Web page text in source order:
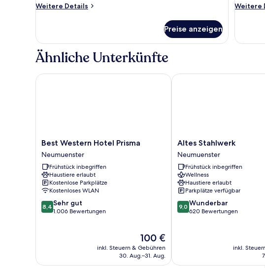
Weitere Details
Weitere
Einzelzimmer
Preise anzeigen
Weitere
Weitere
Ähnliche Unterkünfte
Best
Western
Hotel
Prisma
Neumuenster
Best Western Hotel Prisma
Neumuenster
Frühstück inbegriffen
Haustiere erlaubt
Kostenlose Parkplätze
Kostenloses WLAN
8.4
von
8,4 Sehr gut
1.006 Bewertungen
Der
Preis
beträgt
100 €
inkl. Steuern & Gebühren
30. Aug.–31. Aug.
Best Western Hotel Prisma
Altes
Stahlwerk
Neumuenster
Altes Stahlwerk
Neumuenster
Frühstück inbegriffen
Wellness
Haustiere erlaubt
Parkplätze verfügbar
9.0
von
9,0 Wunderbar
620 Bewertungen
inkl.
Altes Stahlwerk